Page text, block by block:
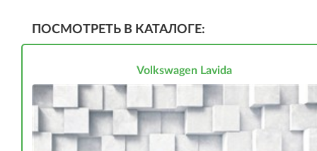
ПОСМОТРЕТЬ В КАТАЛОГЕ:
Volkswagen Lavida